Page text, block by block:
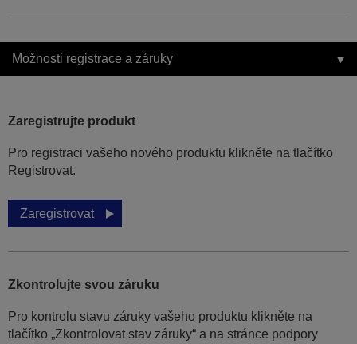
Možnosti registrace a záruky
Zaregistrujte produkt
Pro registraci vašeho nového produktu klikněte na tlačítko
Registrovat.
Zaregistrovat
Zkontrolujte svou záruku
Pro kontrolu stavu záruky vašeho produktu klikněte na
tlačítko „Zkontrolovat stav záruky“ a na stránce podpory